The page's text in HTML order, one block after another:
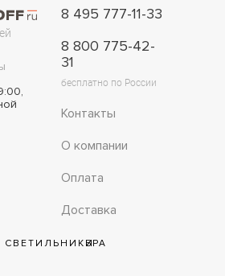
8 495 777-11-33
8 800 775-42-
31
бесплатно по России
Контакты
О компании
Оплата
Доставка
СВЕТИЛЬНИКИБРА